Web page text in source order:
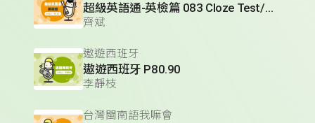
超級英語通-英檢篇 083 Cloze Test/段落填空-13
齊斌
遨遊西班牙
遨遊西班牙 P80.90
李靜枝
台灣閩南語我嘛會